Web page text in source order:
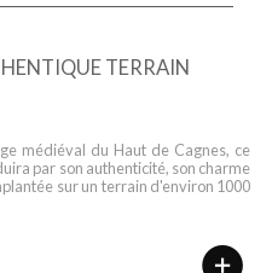
TERRAIN
médiéval du Haut de Cagnes, ce
par son authenticité, son charme
sur un terrain d'environ 1000